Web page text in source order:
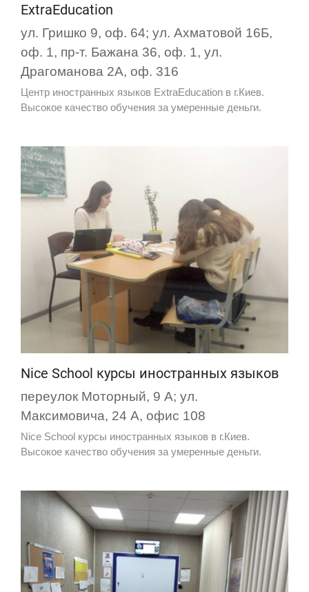
ExtraEducation
ул. Гришко 9, оф. 64; ул. Ахматовой 16Б,
оф. 1, пр-т. Бажана 36, оф. 1, ул.
Драгоманова 2А, оф. 316
Центр иностранных языков ExtraEducation в г.Киев.
Высокое качество обучения за умеренные деньги.
Nice School курсы иностранных языков
переулок Моторный, 9 А; ул.
Максимовича, 24 А, офис 108
Nice School курсы иностранных языков в г.Киев.
Высокое качество обучения за умеренные деньги.